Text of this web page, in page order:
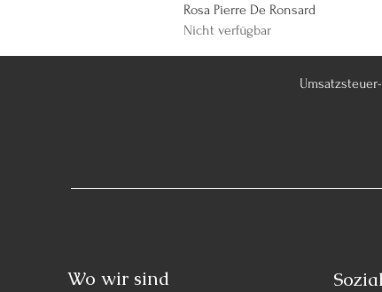
Rosa Pierre De Ronsard
Nicht verfügbar
Wo wir sind Sozial